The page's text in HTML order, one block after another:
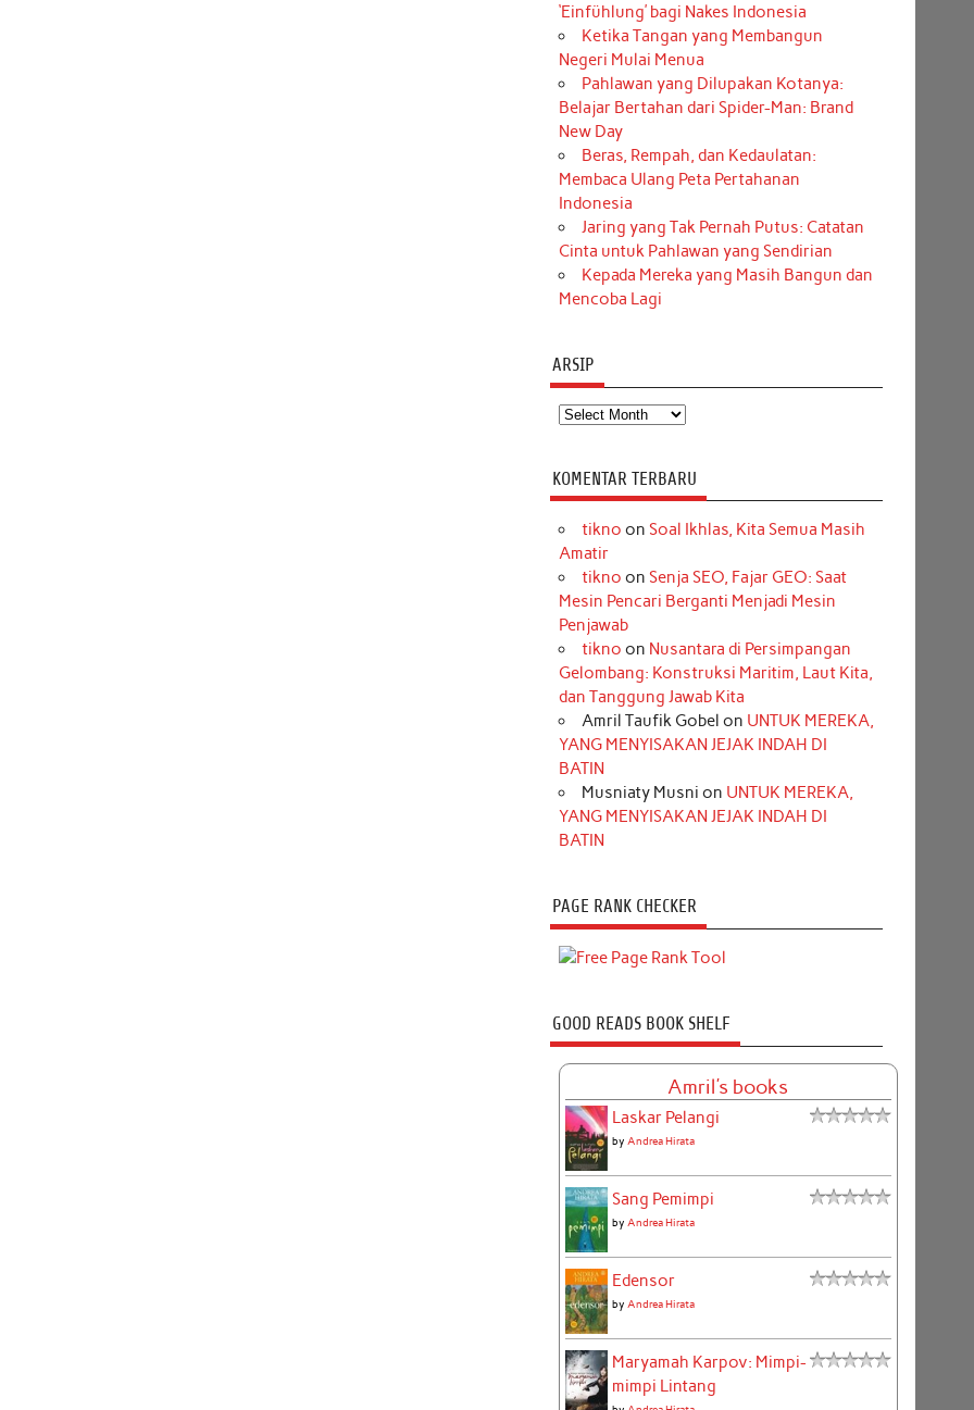
‘Einfühlung’ bagi Nakes Indonesia
Ketika Tangan yang Membangun
Negeri Mulai Menua
Pahlawan yang Dilupakan Kotanya:
Belajar Bertahan dari Spider-Man: Brand
New Day
Beras, Rempah, dan Kedaulatan:
Membaca Ulang Peta Pertahanan
Indonesia
Jaring yang Tak Pernah Putus: Catatan
Cinta untuk Pahlawan yang Sendirian
Kepada Mereka yang Masih Bangun dan
Mencoba Lagi
ARSIP
Arsip
KOMENTAR TERBARU
tikno on Soal Ikhlas, Kita Semua Masih
Amatir
tikno on Senja SEO, Fajar GEO: Saat
Mesin Pencari Berganti Menjadi Mesin
Penjawab
tikno on Nusantara di Persimpangan
Gelombang: Konstruksi Maritim, Laut Kita,
dan Tanggung Jawab Kita
Amril Taufik Gobel on UNTUK MEREKA,
YANG MENYISAKAN JEJAK INDAH DI
BATIN
Musniaty Musni on UNTUK MEREKA,
YANG MENYISAKAN JEJAK INDAH DI
BATIN
PAGE RANK CHECKER
GOOD READS BOOK SHELF
Amril's books
Laskar Pelangi
by Andrea Hirata
Sang Pemimpi
by Andrea Hirata
Edensor
by Andrea Hirata
Maryamah Karpov: Mimpi-
mimpi Lintang